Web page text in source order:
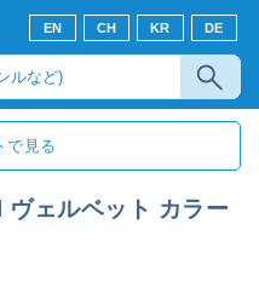
EN CH KR DE
で見る
ェルベット カラー